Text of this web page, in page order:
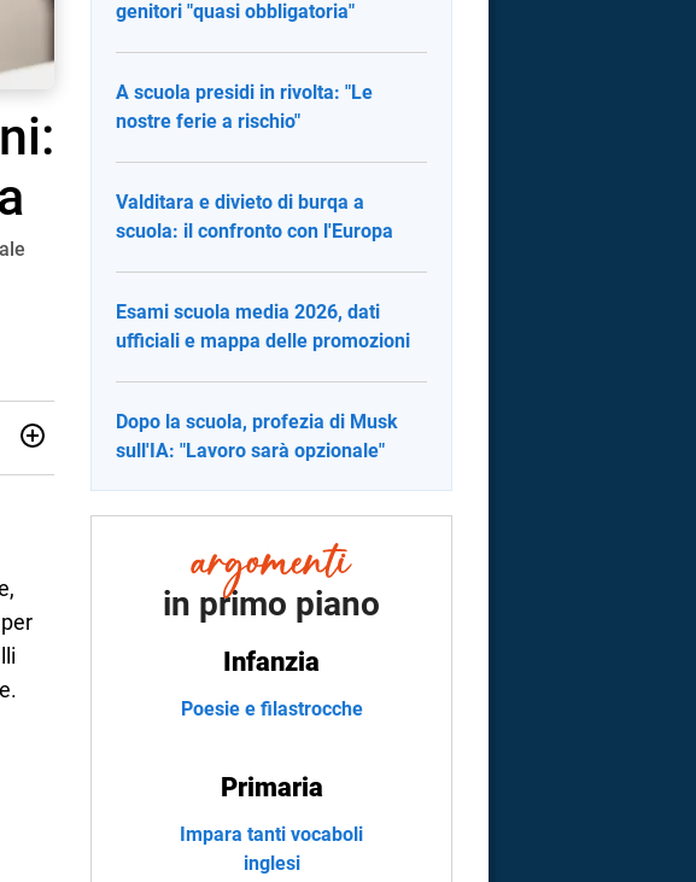
con
genitori "quasi obbligatoria"
A scuola presidi in rivolta: "Le
nostre ferie a rischio"
Valditara e divieto di burqa a
scuola: il confronto con l'Europa
Esami scuola media 2026, dati
ufficiali e mappa delle promozioni
Dopo la scuola, profezia di Musk
sull'IA: "Lavoro sarà opzionale"
in primo piano
Infanzia
Poesie e filastrocche
Primaria
Impara tanti vocaboli
inglesi